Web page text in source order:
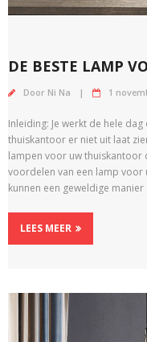
DE BESTE LAMP
Door Ni Na 1
Inleiding: Je werkt de hele
thuiskantoor er niet uit laat
lampen voor uw thuiskantoor
voordelen van een lamp voor
kunnen een geweldige manier
LEES MEER